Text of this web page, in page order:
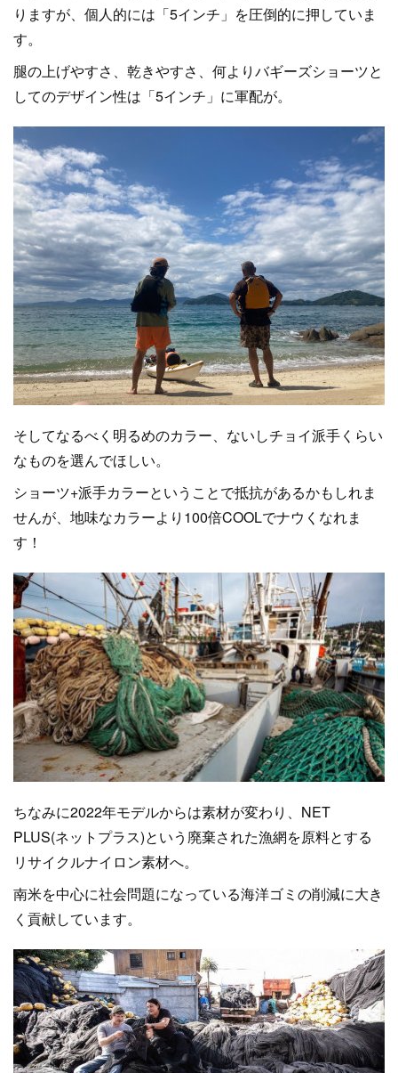
りますが、個人的には「5インチ」を圧倒的に押していま
す。
腿の上げやすさ、乾きやすさ、何よりバギーズショーツと
してのデザイン性は「5インチ」に軍配が。
そしてなるべく明るめのカラー、ないしチョイ派手くらい
なものを選んでほしい。
ショーツ+派手カラーということで抵抗があるかもしれま
せんが、地味なカラーより100倍COOLでナウくなれま
す！
ちなみに2022年モデルからは素材が変わり、NET
PLUS(ネットプラス)という廃棄された漁網を原料とする
リサイクルナイロン素材へ。
南米を中心に社会問題になっている海洋ゴミの削減に大き
く貢献しています。